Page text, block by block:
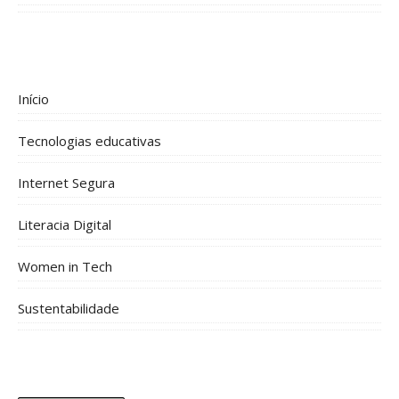
Início
Tecnologias educativas
Internet Segura
Literacia Digital
Women in Tech
Sustentabilidade